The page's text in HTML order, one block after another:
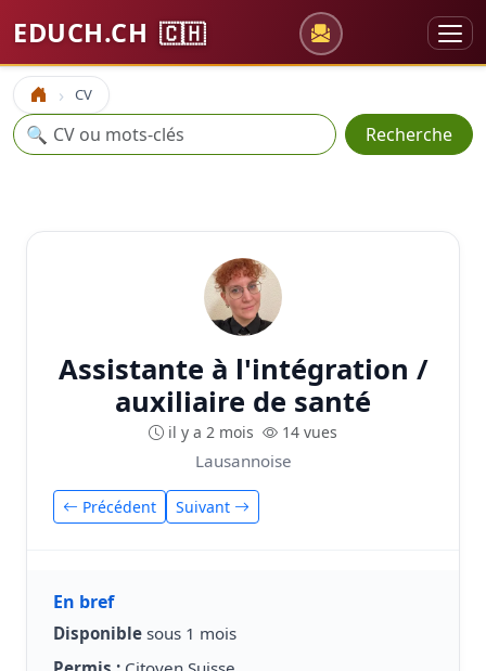
EDUCH.CH 🇨🇭
Accueil CV
Recherche
🔍 Recherche
Assistante à l'intégration /
auxiliaire de santé
il y a 2 mois 14 vues
Lausannoise
Précédent Suivant
En bref
Disponible sous 1 mois